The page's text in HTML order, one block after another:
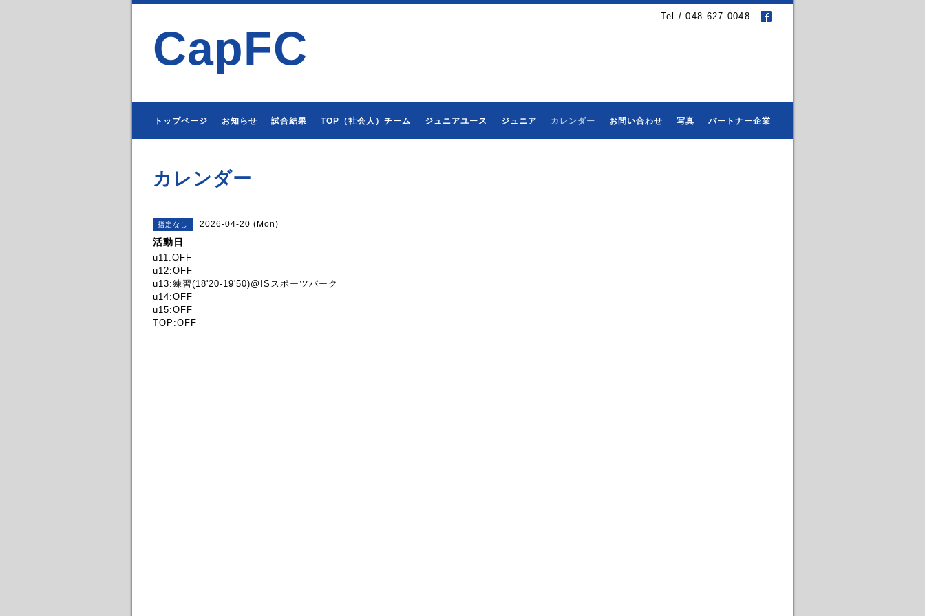
Tel / 048-627-0048
CapFC
トップページ お知らせ 試合結果 TOP（社会人）チーム ジュニアユース ジュニア カレンダー お問い合わせ 写真 パートナー企業
カレンダー
指定なし 2026-04-20 (Mon)
活動日
u11:OFF
u12:OFF
u13:練習(18'20-19'50)@ISスポーツパーク
u14:OFF
u15:OFF
TOP:OFF